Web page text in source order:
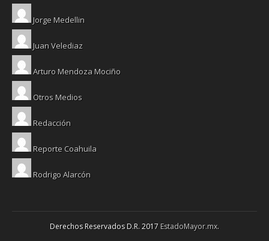
Jorge Medellin
Juan Velediaz
Arturo Mendoza Mociño
Otros Medios
Redacción
Reporte Coahuila
Rodrigo Alarcón
Derechos Reservados D.R. 2017 EstadoMayor.mx.